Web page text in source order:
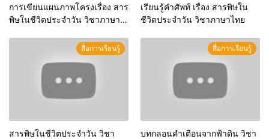
การเขียนแผนภาพโครงเรื่อง สาร
พิษในชีวิตประจำวัน วิชาภาษา
เรียนรู้คำศัพท์ เรื่อง สารพิษใน
ชีวิตประจำวัน วิชาภาษาไทย
สื่อการเรียนรู้
สารพิษในชีวิตประจำวัน วิชา
สื่อการเรียนรู้
บทกลอนคำเตือนจากฟ้าดิน วิชา